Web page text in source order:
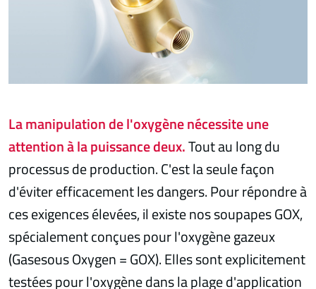
La manipulation de l'oxygène nécessite une
attention à la puissance deux.Tout au long du
processus de production. C'est la seule façon
d'éviter efficacement les dangers. Pour répondre à
ces exigences élevées, il existe nos soupapes GOX,
spécialement conçues pour l'oxygène gazeux
(Gasesous Oxygen = GOX). Elles sont explicitement
testées pour l'oxygène dans la plage d'application